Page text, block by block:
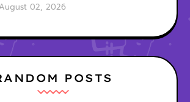
August 02, 2026
POSTS